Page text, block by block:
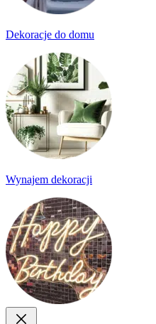
Dekoracje do domu
Wynajem dekoracji